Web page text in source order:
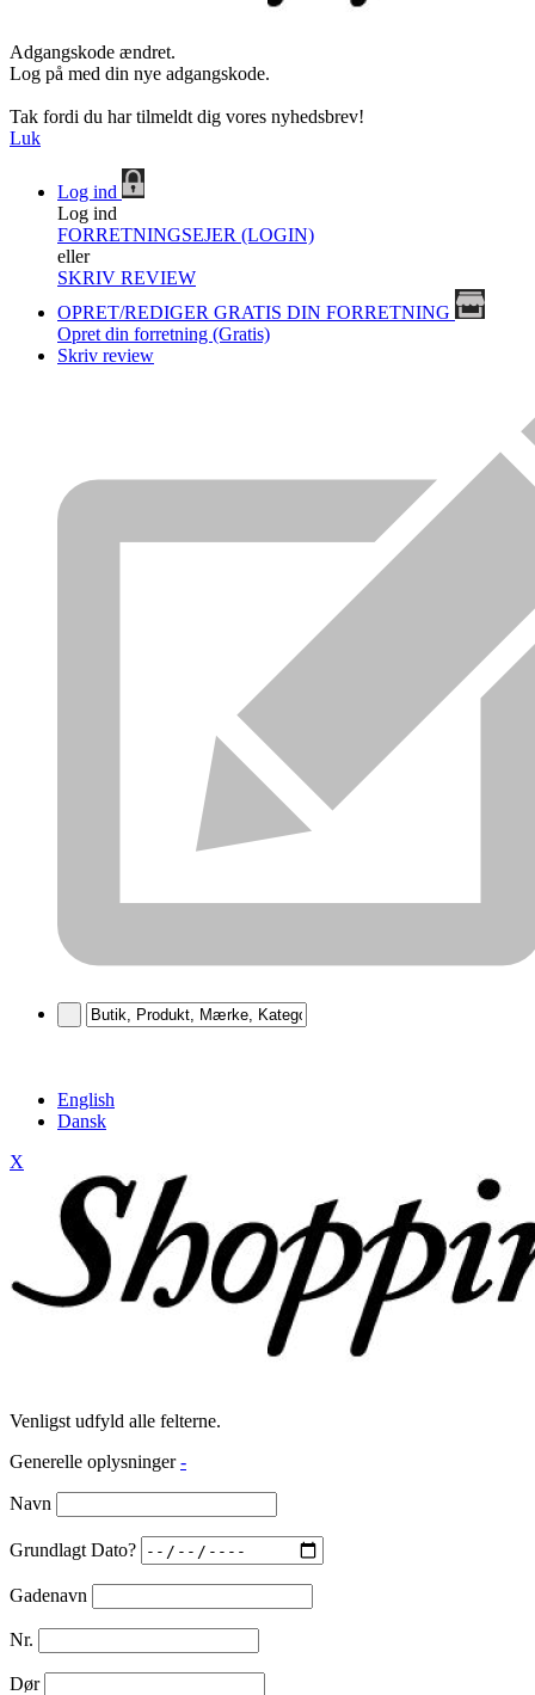
Adgangskode ændret.
Log på med din nye adgangskode.
Tak fordi du har tilmeldt dig vores nyhedsbrev!
Luk
Log ind
Log ind
FORRETNINGSEJER (LOGIN)
eller
SKRIV REVIEW
OPRET/REDIGER GRATIS DIN FORRETNING
Opret din forretning (Gratis)
Skriv review
English
Dansk
X
Venligst udfyld alle felterne.
Generelle oplysninger -
Navn
Grundlagt Dato?
Gadenavn
Nr.
Dør